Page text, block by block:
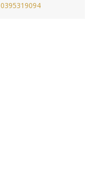
0395319094